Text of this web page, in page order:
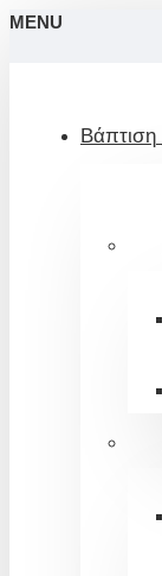
MENU
Βάπτιση